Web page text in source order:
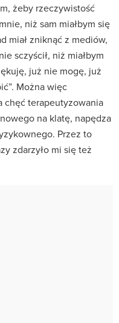
żeby rzeczywistość
niż sam miałbym się
miał zniknąć z mediów,
sczyścił, niż miałbym
już nie mogę, już
Można więc
chęć terapeutyzowania
na klatę, napędza
Przez to
zdarzyło mi się też